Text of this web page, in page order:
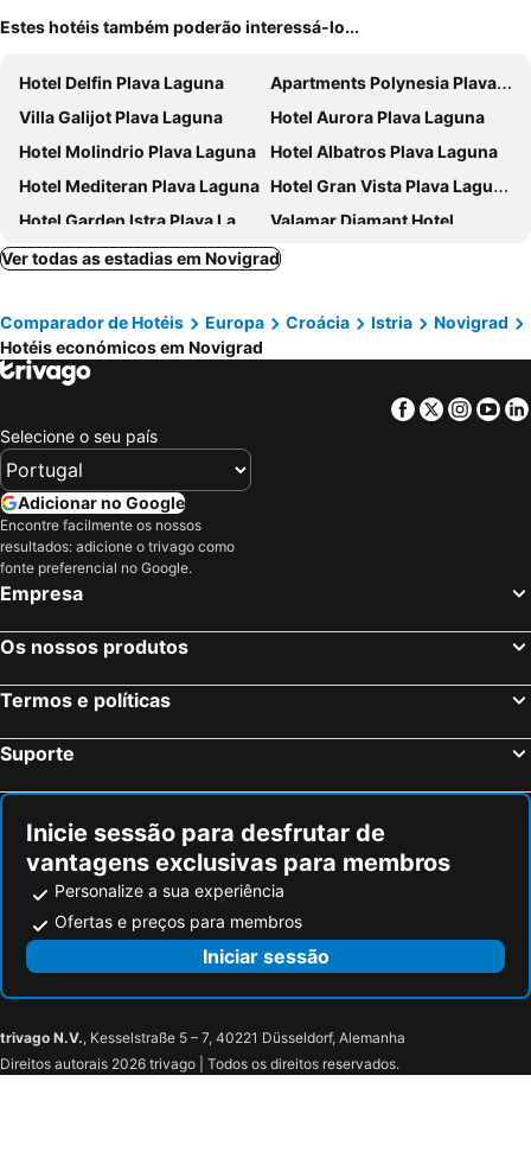
Estes hotéis também poderão interessá-lo...
Hotel Delfin Plava Laguna
Apartments Polynesia Plava Laguna
Villa Galijot Plava Laguna
Hotel Aurora Plava Laguna
Hotel Molindrio Plava Laguna
Hotel Albatros Plava Laguna
Hotel Mediteran Plava Laguna Hotel Gran Vista Plava Laguna
Hotel Garden Istra Plava Laguna
Valamar Diamant Hotel
Hotel Plavi Plava Laguna
Blu Mare Hotel
Maistra Select Pineta Hotel
Valamar Tamaris Resort
Valamar Parentino Hotel
Hotel Parentium Plava Laguna
Hotel Zorna Plava Laguna
Aminess Vival Maestral Hotel
Isabella Island Resort, Valamar Collection
Hotel Sipar Plava Laguna
Apartments Kanegra Plava Laguna
Hotel Emaus
BO Hotel Palazzo
Residence Garden Istra Plava Laguna
Camping Park Umag
Hotel Materada Plava Laguna
Martis Forum Heritage Hotel & Residence
Hotel Porec
Sunny Poreč by Valamar, ex. Crystal
Sunny Porec by Valamar
Hotel La Settima Luna
Ver todas as estadias em Novigrad
Comparador de Hotéis Europa Croácia Istria
Novigrad
Hotéis económicos em Novigrad
Facebook
Twitter
Selecione o seu país
Adicionar no Google
Encontre facilmente os nossos
resultados: adicione o trivago como
fonte preferencial no Google.
Empresa
Os nossos produtos
Termos e políticas
Suporte
Inicie sessão para desfrutar de
vantagens exclusivas para membros
Personalize a sua experiência
Ofertas e preços para membros
Iniciar sessão
trivago N.V., Kesselstraße 5 – 7, 40221 Düsseldorf, Alemanha
Direitos autorais 2026 trivago | Todos os direitos reservados.